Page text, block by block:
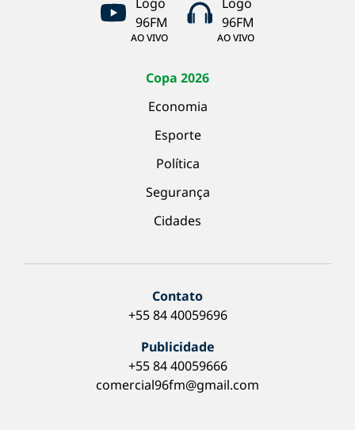
AO VIVO AO VIVO
Copa 2026
Economia
Esporte
Política
Segurança
Cidades
Contato
+55 84 40059696
Publicidade
+55 84 40059666
comercial96fm@gmail.com